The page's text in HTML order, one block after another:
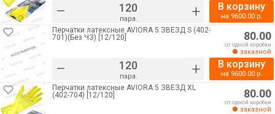
– пара. + В корзину
на 9600.00р.
Перчатки латексные AVIORA 5 ЗВЁЗД S (402-
701)(Без ЧЗ) [12/120]
– пара. +
80.00
от одной коробки
заказной
В корзину
на 9600.00р.
Перчатки латексные AVIORA 5 ЗВЁЗД XL
(402-704) [12/120]
80.00
от одной коробки
заказной